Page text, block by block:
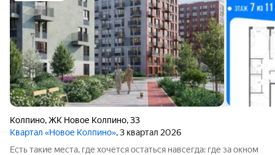
Колпино,ЖК Новое Колпино,33
Квартал «Новое Колпино», 3 квартал 2026
Есть такие места, где хочется остаться навсегда: где за окном